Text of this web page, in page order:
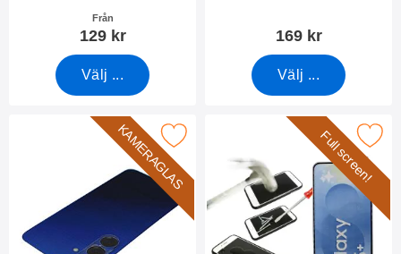
Från
129 kr
Välj ...
169 kr
Välj ...
KAMERAGLAS
härdat kameraglas Samsung Galaxy S25+ som favorit
Full screen!
Makera full Frame Glas skydd